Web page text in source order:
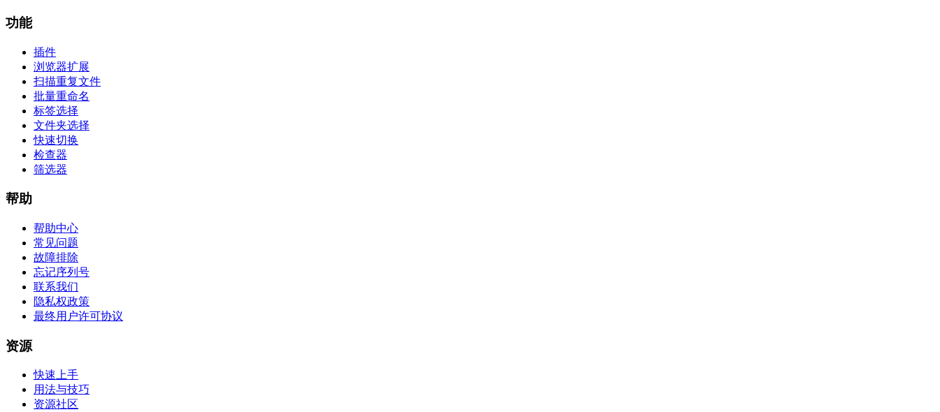
功能
插件
浏览器扩展
扫描重复文件
批量重命名
标签选择
文件夹选择
快速切换
检查器
筛选器
帮助
帮助中心
常见问题
故障排除
忘记序列号
联系我们
隐私权政策
最终用户许可协议
资源
快速上手
用法与技巧
资源社区